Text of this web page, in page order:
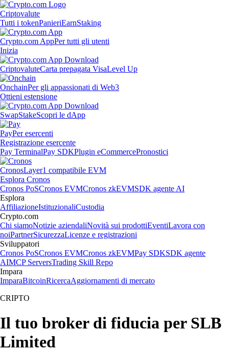
Criptovalute
Tutti i tokenPanieriEarnStaking
Crypto.com AppPer tutti gli utenti
Inizia
CriptovaluteCarta prepagata VisaLevel Up
OnchainPer gli appassionati di Web3
Ottieni estensione
SwapStakeScopri le dApp
PayPer esercenti
Registrazione esercente
Pay TerminalPay SDKPlugin eCommercePronostici
CronosLayer1 compatibile EVM
Esplora Cronos
Cronos PoSCronos EVMCronos zkEVMSDK agente AI
Esplora
AffiliazioneIstituzionaliCustodia
Crypto.com
Chi siamoNotizie aziendaliNovità sui prodottiEventiLavora con
noiPartnerSicurezzaLicenze e registrazioni
Sviluppatori
Cronos PoSCronos EVMCronos zkEVMPay SDKSDK agente
AIMCP ServersTrading Skill Repo
Impara
ImparaBitcoinRicercaAggiornamenti di mercato
CRIPTO
Il tuo broker di fiducia per SLB
Limited